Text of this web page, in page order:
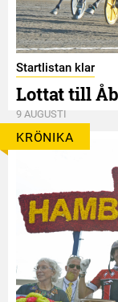
Startlistan klar
Lottat till
9 AUGUSTI
KRÖNIKA